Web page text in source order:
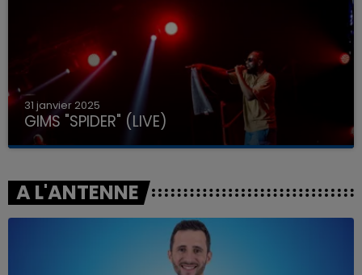
31 janvier 2025
GIMS "SPIDER" (LIVE)
A L'ANTENNE